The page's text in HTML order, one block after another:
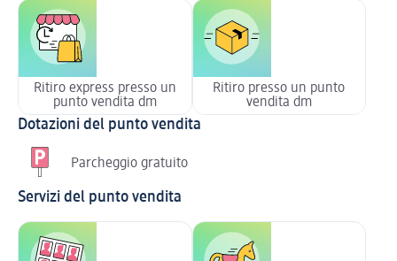
Ritiro express presso un
punto vendita dm
Ritiro presso un punto
vendita dm
Dotazioni del punto vendita
Parcheggio gratuito
Servizi del punto vendita